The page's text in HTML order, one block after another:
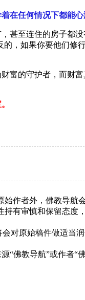
在任何情况下都能心
甚至连住的房子都没
，如果你要他们修
富的守护者，而财
作者外，佛教导航
有审慎和保留态度
对原始稿件做适当
佛教导航”或作者“佛